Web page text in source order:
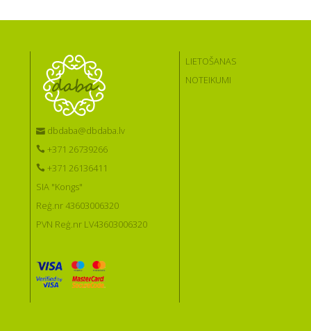
dbdaba@dbdaba.lv
+371 26739266
+371 26136411
SIA "Kongs"
Reģ.nr 43603006320
PVN Reģ.nr LV43603006320
LIETOŠANAS
NOTEIKUMI